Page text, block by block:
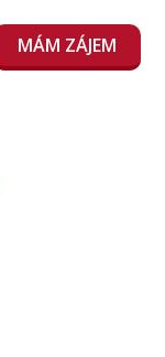
MÁM ZÁJEM